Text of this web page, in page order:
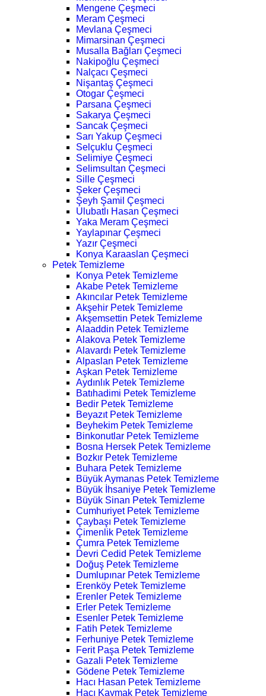
Mengene Çeşmeci
Meram Çeşmeci
Mevlana Çeşmeci
Mimarsinan Çeşmeci
Musalla Bağları Çeşmeci
Nakipoğlu Çeşmeci
Nalçacı Çeşmeci
Nişantaş Çeşmeci
Otogar Çeşmeci
Parsana Çeşmeci
Sakarya Çeşmeci
Sancak Çeşmeci
Sarı Yakup Çeşmeci
Selçuklu Çeşmeci
Selimiye Çeşmeci
Selimsultan Çeşmeci
Sille Çeşmeci
Şeker Çeşmeci
Şeyh Şamil Çeşmeci
Ulubatlı Hasan Çeşmeci
Yaka Meram Çeşmeci
Yaylapınar Çeşmeci
Yazır Çeşmeci
Konya Karaaslan Çeşmeci
Petek Temizleme
Konya Petek Temizleme
Akabe Petek Temizleme
Akıncılar Petek Temizleme
Akşehir Petek Temizleme
Akşemsettin Petek Temizleme
Alaaddin Petek Temizleme
Alakova Petek Temizleme
Alavardı Petek Temizleme
Alpaslan Petek Temizleme
Aşkan Petek Temizleme
Aydınlık Petek Temizleme
Batıhadimi Petek Temizleme
Bedir Petek Temizleme
Beyazıt Petek Temizleme
Beyhekim Petek Temizleme
Binkonutlar Petek Temizleme
Bosna Hersek Petek Temizleme
Bozkır Petek Temizleme
Buhara Petek Temizleme
Büyük Aymanas Petek Temizleme
Büyük İhsaniye Petek Temizleme
Büyük Sinan Petek Temizleme
Cumhuriyet Petek Temizleme
Çaybaşı Petek Temizleme
Çimenlik Petek Temizleme
Çumra Petek Temizleme
Devri Cedid Petek Temizleme
Doğuş Petek Temizleme
Dumlupınar Petek Temizleme
Erenköy Petek Temizleme
Erenler Petek Temizleme
Erler Petek Temizleme
Esenler Petek Temizleme
Fatih Petek Temizleme
Ferhuniye Petek Temizleme
Ferit Paşa Petek Temizleme
Gazali Petek Temizleme
Gödene Petek Temizleme
Hacı Hasan Petek Temizleme
Hacı Kaymak Petek Temizleme